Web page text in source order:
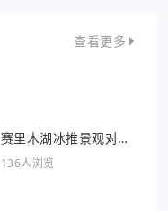
查看更多
赛里木湖冰推景观对我
眼睛很好
136人浏览